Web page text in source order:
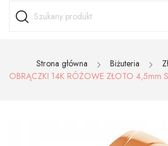
Strona główna Biżuteria
OBRĄCZKI 14K RÓŻOWE ZŁOTO 4,5mm